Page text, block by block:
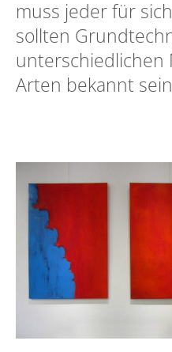
muss jeder für
sollten
unterschiedlichen
Arten bekannt